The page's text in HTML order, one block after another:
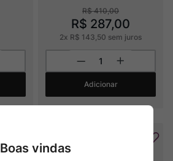
R$ 410,00
R$ 287,00
2x R$ 143 50 sem juros
Adicionar
Boas vindas